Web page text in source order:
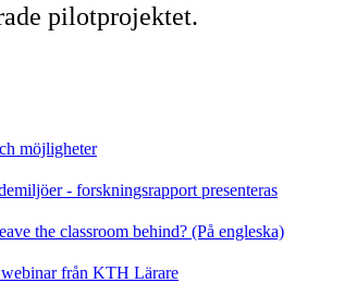
pilotprojektet.
möjligheter
- forskningsrapport presenteras
the classroom behind? (På engleska)
från KTH Lärare